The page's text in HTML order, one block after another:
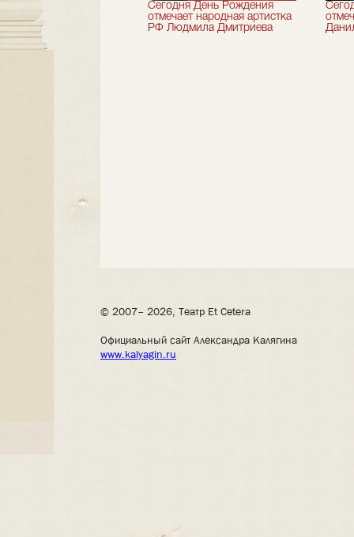
искусств
Николай Максимов
Сегодня День Рождения
отмечает народная артистка
РФ Людмила Дмитриева
© 2007– 2026, Театр Et Cetera
Официальный сайт Александра Калягина
www.kalyagin.ru